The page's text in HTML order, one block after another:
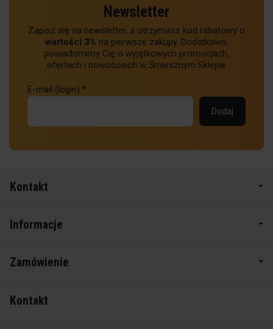
Newsletter
Zapisz się na newsletter, a otrzymasz kod rabatowy o
wartości 3% na pierwsze zakupy. Dodatkowo,
powiadomimy Cię o wyjątkowych promocjach,
ofertach i nowościach w Śmiesznym Sklepie
E-mail (login) *
Kontakt
Informacje
Zamówienie
Kontakt